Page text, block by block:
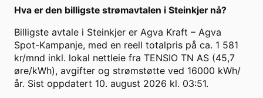
Hva er den billigste strømavtalen i Steinkjer nå?
Billigste avtale i Steinkjer er Agva Kraft – Agva
Spot-Kampanje, med en reell totalpris på ca. 1 581
kr/mnd inkl. lokal nettleie fra TENSIO TN AS (45,7
øre/kWh), avgifter og strømstøtte ved 16000 kWh/
år. Sist oppdatert 10. august 2026 kl. 03:51.